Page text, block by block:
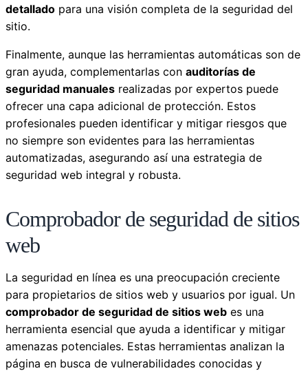
detallado para una visión completa de la seguridad del
sitio.
Finalmente, aunque las herramientas automáticas son de
gran ayuda, complementarlas con auditorías de
seguridad manuales realizadas por expertos puede
ofrecer una capa adicional de protección. Estos
profesionales pueden identificar y mitigar riesgos que
no siempre son evidentes para las herramientas
automatizadas, asegurando así una estrategia de
seguridad web integral y robusta.
Comprobador de seguridad de sitios
web
La seguridad en línea es una preocupación creciente
para propietarios de sitios web y usuarios por igual. Un
comprobador de seguridad de sitios web es una
herramienta esencial que ayuda a identificar y mitigar
amenazas potenciales. Estas herramientas analizan la
página en busca de vulnerabilidades conocidas y